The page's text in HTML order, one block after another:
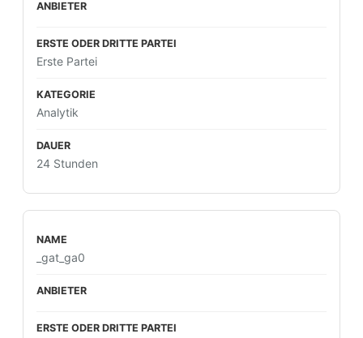
Erste Partei
Analytik
24 Stunden
_gat_ga0